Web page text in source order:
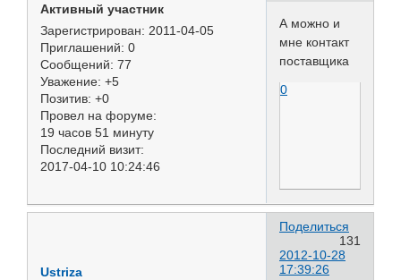
Активный участник
Зарегистрирован: 2011-04-05
Приглашений: 0
Сообщений: 77
Уважение: +5
Позитив: +0
Провел на форуме:
19 часов 51 минуту
Последний визит:
2017-04-10 10:24:46
А можно и
мне контакт
поставщика
0
Поделиться
131
2012-10-28
17:39:26
Ustriza